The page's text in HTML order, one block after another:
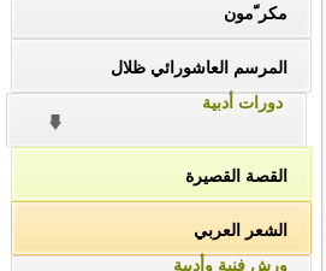
مكر ّمون
المرسم العاشورائي ظلال
دورات أدبية
القصة القصيرة
الشعر العربي
ورش فنية وأدبية